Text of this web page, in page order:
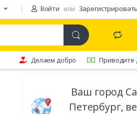
Войти или
Ваш город
Петербург,
Делаем добро Приводите